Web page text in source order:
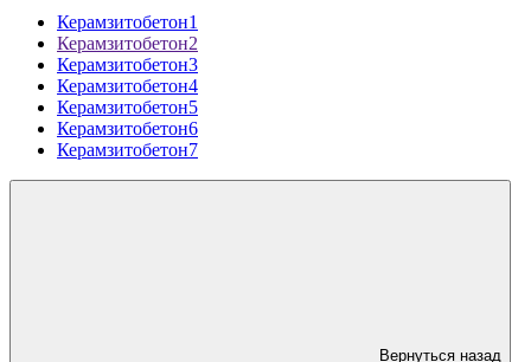
Керамзитобетон1
Керамзитобетон2
Керамзитобетон3
Керамзитобетон4
Керамзитобетон5
Керамзитобетон6
Керамзитобетон7
Вернуться назад